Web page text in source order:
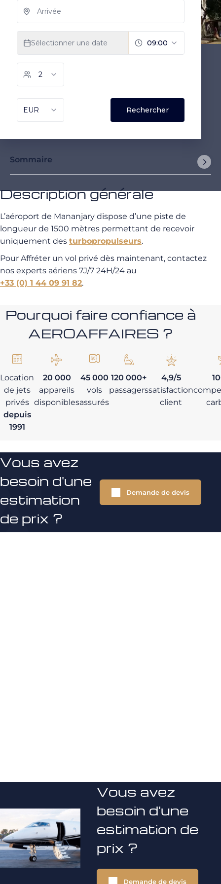
Sommaire
Description générale
L’aéroport de Mananjary dispose d’une piste de
longueur de 1500 mètres permettant de recevoir
uniquement des turbopropulseurs.
Pour Affréter un vol privé dès maintenant, contactez
nos experts aériens 7J/7 24H/24 au
+33 (0) 1 44 09 91 82.
Pourquoi faire confiance à
AEROAFFAIRES ?
Location
de jets
privés
depuis
1991
20 000
appareils
disponibles
45 000
vols
assurés
120 000+
passagers
4,9/5
satisfaction
client
Vous avez
besoin d'une
estimation
de prix ?
Demande de devis
Vous avez
besoin d'une
estimation de
prix ?
Demande de devis